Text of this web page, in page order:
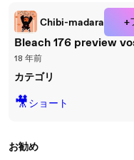
Chibi-madara +
Bleach 176 preview
18 年前
カテゴリ
🎥ショート
お勧め